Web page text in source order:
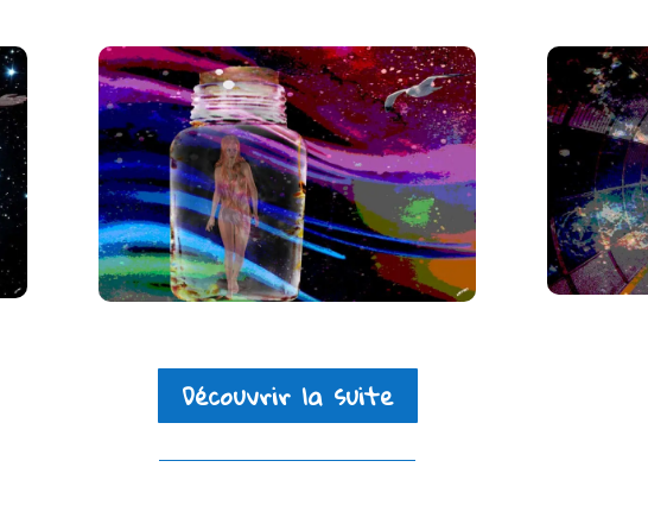
Découvrir la suite